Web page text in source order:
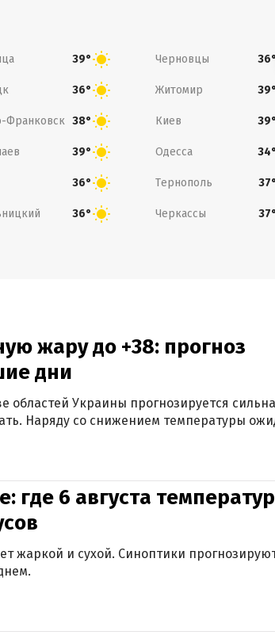
39° Черновцы 36°
36° Житомир 39°
Франковск 38° Киев 39°
39° Одесса 34°
36° Тернополь 37°
36° Черкассы 37°
жару до +38: прогноз
дни
областей Украины прогнозируется
Наряду со снижением температуры
где 6 августа
жаркой и сухой. Синоптики